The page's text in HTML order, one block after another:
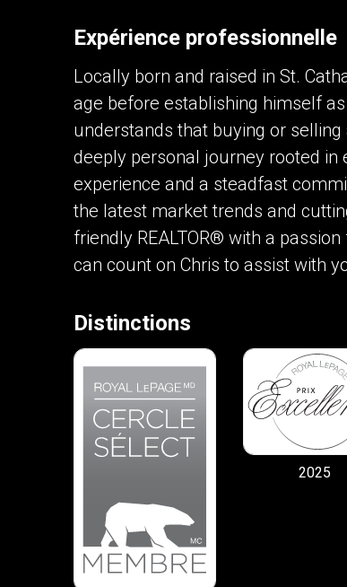
Contactez un
Prénom
Nom
Téléphone
(Optionnel)
Message
En cliquant sur le bouton «
vous.
Expérience professionnelle
Locally born and raised in St.
age before establishing himself as
understands that buying or
deeply personal journey rooted in
experience and a steadfast
the latest market trends and
friendly REALTOR® with a
can count on Chris to assist with
Distinctions
2025